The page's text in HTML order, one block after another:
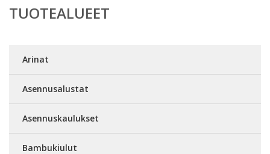
TUOTEALUEET
Arinat
Asennusalustat
Asennuskaulukset
Bambukiulut